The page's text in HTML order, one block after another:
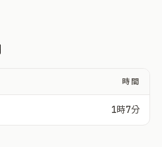
時間
1時7分